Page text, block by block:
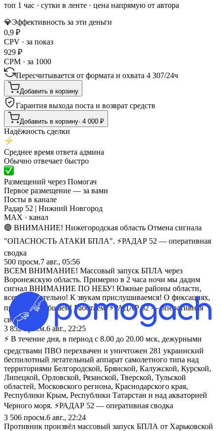
топ 1 час · сутки в ленте · цена напрямую от автора
💎Эффективность за эти деньги
0,9 ₽
CPV · за показ
929 ₽
CPM · за 1000
Пересчитывается от формата и охвата 4 307/24ч
Добавить в корзину
Гарантия выхода поста и возврат средств
Добавить в корзину· 4 000 ₽
Надёжность сделки
Среднее время ответа админа
Обычно отвечает быстро
Размещений через Помогач
Первое размещение — за вами
Посты в канале
Радар 52 | Нижний Новгород
MAX · канал
🟢 ВНИМАНИЕ! Нижегородская область Отмена сигнала
"ОПАСНОСТЬ АТАКИ БПЛА". ⚡️РАДАР 52 — оперативная
сводка
500 просм.7 авг., 05:56
ВСЕМ ВНИМАНИЕ! Массовый запуск БПЛА через
Воронежскую область. Примерно в 2 часа ночи мы дадим
сигнал ВНИМАНИЕ ПО НЕБУ! Южные районы области,
всем внимательно! К звукам прислушиваемся! О фиксациях,
пролетах сообщаем! Работаем. ⚡️РАДАР 52 — оперативная
сводка
3 852просм.6 авг., 22:25
⚡ В течение дня, в период с 8.00 до 20.00 мск, дежурными
средствами ПВО перехвачен и уничтожен 281 украинский
беспилотный летательный аппарат самолетного типа над
территориями Белгородской, Брянской, Калужской, Курской,
Липецкой, Орловской, Рязанской, Тверской, Тульской
областей, Московского региона, Краснодарского края,
Республики Крым, Республики Татарстан и над акваторией
Черного моря. ⚡️РАДАР 52 — оперативная сводка
3 506 просм.6 авг., 22:24
Противник произвёл массовый запуск БПЛА от Харьковской